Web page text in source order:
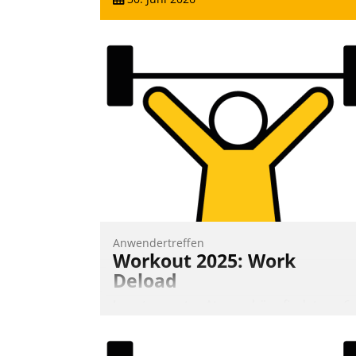
Anwendertreffen
Workout 2025: Work
Deload
Kunden- und Partnerkreis statt. Zentrale